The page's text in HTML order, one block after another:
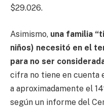
$29.026.
Asimismo, una familia
niños) necesitó en el
para no ser
cifra no tiene en cuenta
a aproximadamente el
según un informe del